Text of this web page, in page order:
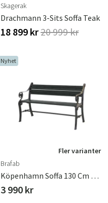
Skagerak
Drachmann 3-Sits Soffa Teak
18 899 kr20 999 kr
Nyhet
Fler varianter
Brafab
Köpenhamn Soffa 130 Cm Black / Black
3 990 kr